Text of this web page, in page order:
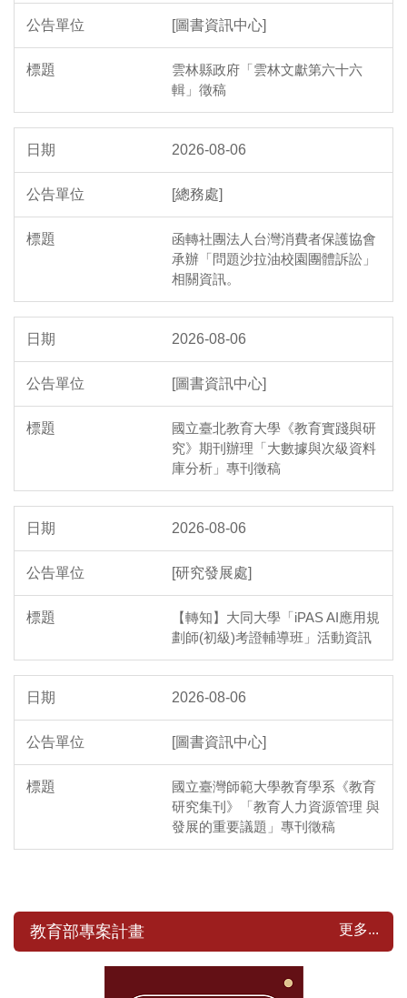
[圖書資訊中心]
雲林縣政府「雲林文獻第六十六
輯」徵稿
2026-08-06
[總務處]
函轉社團法人台灣消費者保護協會
承辦「問題沙拉油校園團體訴訟」
相關資訊。
2026-08-06
[圖書資訊中心]
國立臺北教育大學《教育實踐與研
究》期刊辦理「大數據與次級資料
庫分析」專刊徵稿
2026-08-06
[研究發展處]
【轉知】大同大學「iPAS AI應用規
劃師(初級)考證輔導班」活動資訊
2026-08-06
[圖書資訊中心]
國立臺灣師範大學教育學系《教育
研究集刊》「教育人力資源管理 與
發展的重要議題」專刊徵稿
教育部專案計畫 更多...